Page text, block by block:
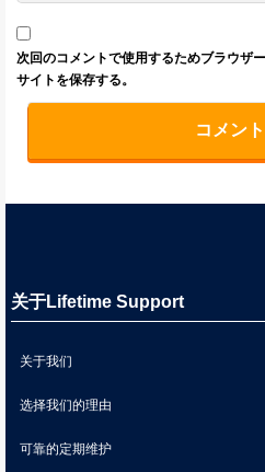
次回のコメントで使用するためブラウザ
サイトを保存する。
关于Lifetime Support
关于我们
选择我们的理由
可靠的定期维护